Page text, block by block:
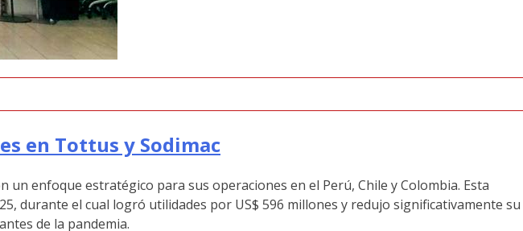
en Tottus y Sodimac
un enfoque estratégico para sus operaciones en el Perú, Chile y Colombia. Esta
durante el cual logró utilidades por US$ 596 millones y redujo significativamente su
de la pandemia.